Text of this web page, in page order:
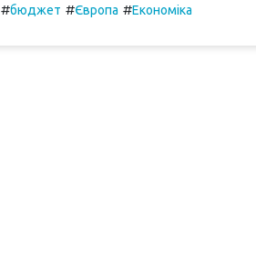
#бюджет #Європа #Економіка